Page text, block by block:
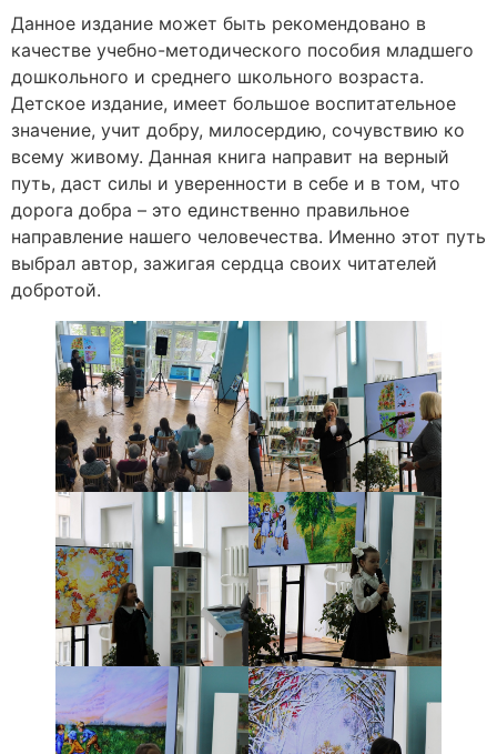
Данное издание может быть рекомендовано в
качестве учебно-методического пособия младшего
дошкольного и среднего школьного возраста.
Детское издание, имеет большое воспитательное
значение, учит добру, милосердию, сочувствию ко
всему живому. Данная книга направит на верный
путь, даст силы и уверенности в себе и в том, что
дорога добра – это единственно правильное
направление нашего человечества. Именно этот путь
выбрал автор, зажигая сердца своих читателей
добротой.